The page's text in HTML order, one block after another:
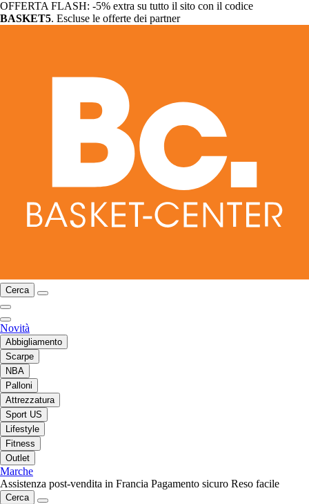
OFFERTA FLASH: -5% extra su tutto il sito con il codice
BASKET5. Escluse le offerte dei partner
Cerca
Novità
Abbigliamento
Scarpe
NBA
Palloni
Attrezzatura
Sport US
Lifestyle
Fitness
Outlet
Marche
Assistenza post-vendita in Francia Pagamento sicuro Reso facile
Cerca